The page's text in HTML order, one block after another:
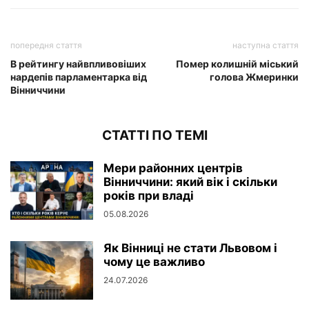
попередня стаття
В рейтингу найвпливовіших
нардепів парламентарка від
Вінниччини
наступна стаття
Помер колишній міський
голова Жмеринки
СТАТТІ ПО ТЕМІ
Мери районних центрів
Вінниччини: який вік і скільки
років при владі
05.08.2026
Як Вінниці не стати Львовом і
чому це важливо
24.07.2026